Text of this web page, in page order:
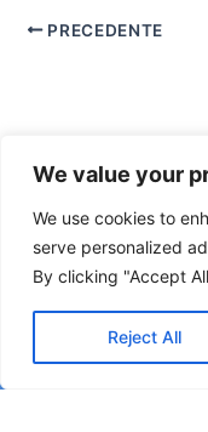
We value your
We use cookies to
serve personalized
By clicking "Accept
Reject All
PRECEDENTE
Copyright © 2026 ©
Napoli Federico II è
Napoli. Aut. n.58 30-